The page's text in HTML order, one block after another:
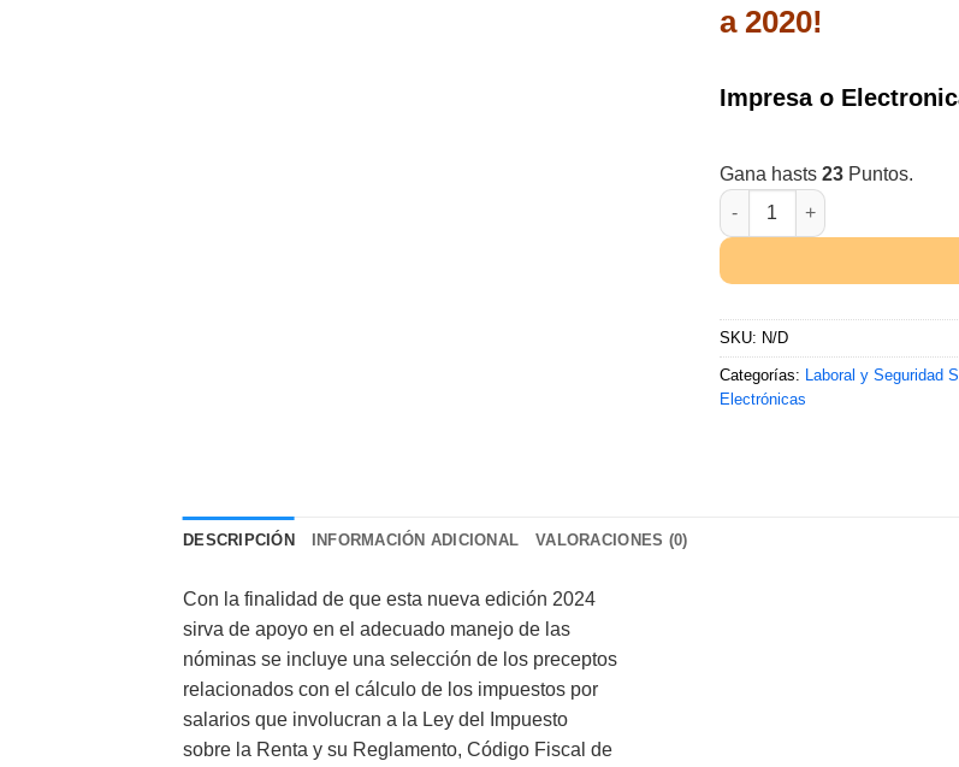
a 2020!
Impresa o
Gana hasts 23Puntos.
SKU: N/D
Categorías: Laboral y Seguridad
Electrónicas
DESCRIPCIÓN INFORMACIÓN ADICIONAL VALORACIONES (0)
Con la finalidad de que esta nueva edición 2024
sirva de apoyo en el adecuado manejo de las
nóminas se incluye una selección de los preceptos
relacionados con el cálculo de los impuestos por
salarios que involucran a la Ley del Impuesto
sobre la Renta y su Reglamento, Código Fiscal de